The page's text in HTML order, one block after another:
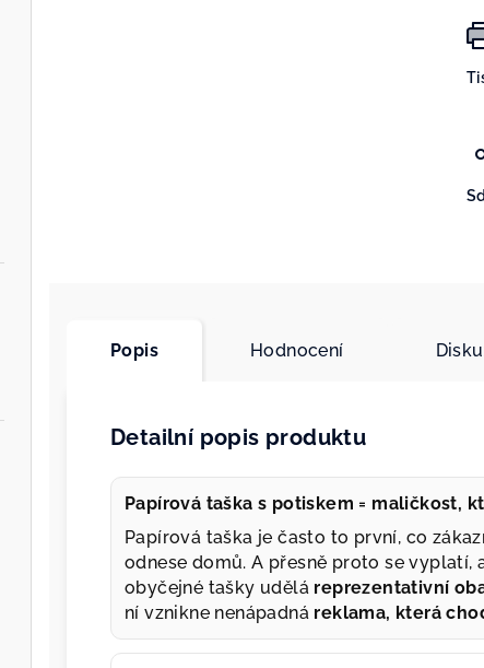
Popis Hodnocení
Detailní popis produktu
Papírová taška s potiskem = maličkost,
Papírová taška je často to první, co
odnese domů. A přesně proto se vyplatí,
obyčejné tašky udělá reprezentativní
ní vznikne nenápadná reklama, která